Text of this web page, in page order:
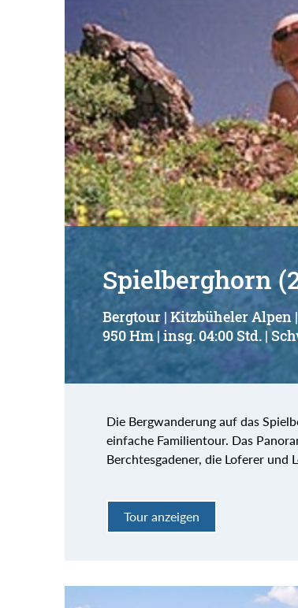
Spielberghorn
Bergtour | Kitzbüheler Alpen
950 Hm | insg. 04:00 Std. |
Die Bergwanderung auf das
einfache Familientour. Das
Berchtesgadener, die Loferer und
Tour anzeigen